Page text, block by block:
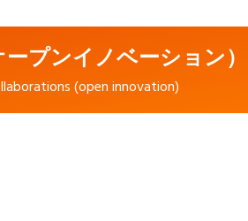
プンイノベーション）
(open innovation)